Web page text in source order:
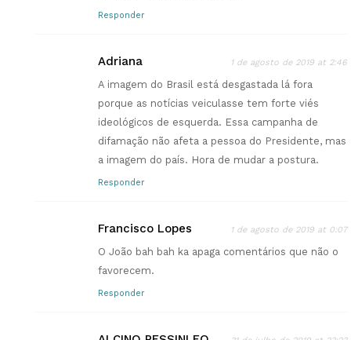
Responder
Adriana 1 de agosto de 2019 at 2:46
A imagem do Brasil está desgastada lá fora
porque as notícias veiculasse tem forte viés
ideológicos de esquerda. Essa campanha de
difamação não afeta a pessoa do Presidente, mas
a imagem do país. Hora de mudar a postura.
Responder
Francisco Lopes 1 de agosto de 2019 at 0:07
O João bah bah ka apaga comentários que não o
favorecem.
Responder